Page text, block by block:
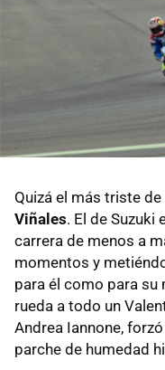
Quizá el más triste
Viñales. El de Suzuki
carrera de menos a
momentos y
para él como para
rueda a todo un
Andrea Iannone,
parche de humedad